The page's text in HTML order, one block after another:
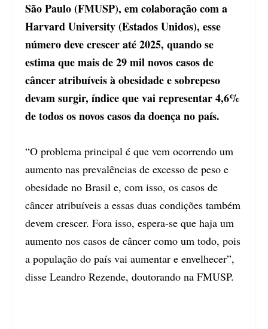
São Paulo (FMUSP), em colaboração com a
Harvard University (Estados Unidos), esse
número deve crescer até 2025, quando se
estima que mais de 29 mil novos casos de
câncer atribuíveis à obesidade e sobrepeso
devam surgir, índice que vai representar 4,6%
de todos os novos casos da doença no país.
“O problema principal é que vem ocorrendo um
aumento nas prevalências de excesso de peso e
obesidade no Brasil e, com isso, os casos de
câncer atribuíveis a essas duas condições também
devem crescer. Fora isso, espera-se que haja um
aumento nos casos de câncer como um todo, pois
a população do país vai aumentar e envelhecer”,
disse Leandro Rezende, doutorando na FMUSP.